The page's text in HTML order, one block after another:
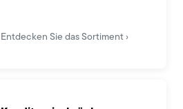
Entdecken Sie das Sortiment